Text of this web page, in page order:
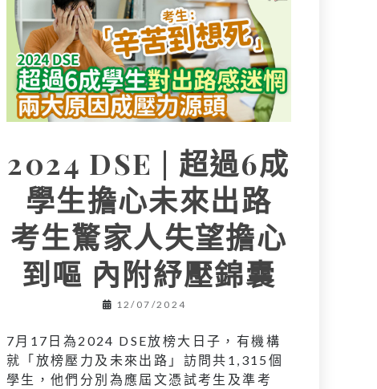
2024 DSE | 超過6成
學生擔心未來出路
考生驚家人失望擔心
到嘔 內附紓壓錦囊
12/07/2024
7月17日為2024 DSE放榜大日子，有機構
就「放榜壓力及未來出路」訪問共1,315個
學生，他們分別為應屆文憑試考生及準考